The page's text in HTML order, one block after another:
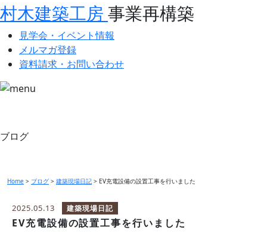
村木建築工房 事業再構築
見学会・イベント情報
メルマガ登録
資料請求・お問い合わせ
ブログ
Home > ブログ > 建築現場日記 > EV充電設備の設置工事を行いました
2025.05.13 建築現場日記
EV充電設備の設置工事を行いました